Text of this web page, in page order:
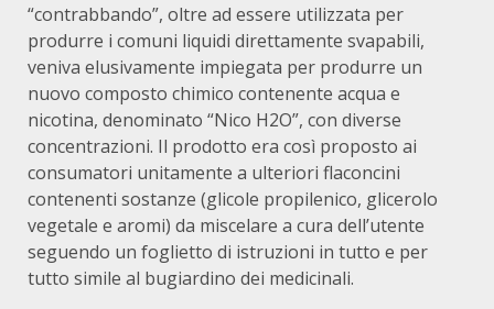
“contrabbando”, oltre ad essere utilizzata per
produrre i comuni liquidi direttamente svapabili,
veniva elusivamente impiegata per produrre un
nuovo composto chimico contenente acqua e
nicotina, denominato “Nico H2O”, con diverse
concentrazioni. Il prodotto era così proposto ai
consumatori unitamente a ulteriori flaconcini
contenenti sostanze (glicole propilenico, glicerolo
vegetale e aromi) da miscelare a cura dell’utente
seguendo un foglietto di istruzioni in tutto e per
tutto simile al bugiardino dei medicinali.